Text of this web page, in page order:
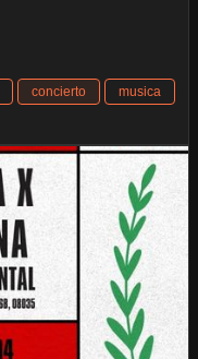
concierto
musica